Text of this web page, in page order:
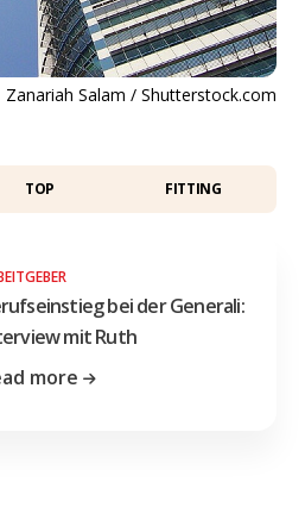
Zanariah Salam / Shutterstock.com
TOP FITTING
bei der Generali:
mit Ruth
more